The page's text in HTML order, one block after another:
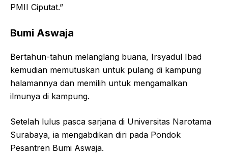
PMII Ciputat.”
Bumi Aswaja
Bertahun-tahun melanglang buana, Irsyadul Ibad
kemudian memutuskan untuk pulang di kampung
halamannya dan memilih untuk mengamalkan
ilmunya di kampung.
Setelah lulus pasca sarjana di Universitas Narotama
Surabaya, ia mengabdikan diri pada Pondok
Pesantren Bumi Aswaja.